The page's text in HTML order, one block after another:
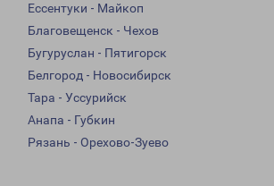
Ессентуки - Майкоп
Благовещенск - Чехов
Бугуруслан - Пятигорск
Белгород - Новосибирск
Тара - Уссурийск
Анапа - Губкин
Рязань - Орехово-Зуево